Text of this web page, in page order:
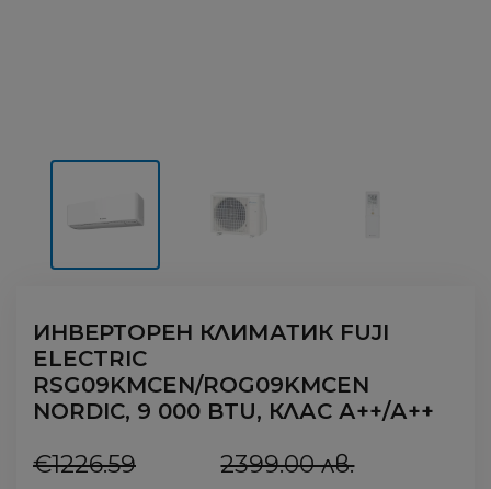
ИНВЕРТОРЕН КЛИМАТИК FUJI
ELECTRIC
RSG09KMCEN/ROG09KMCEN
NORDIC, 9 000 BTU, КЛАС А++/А++
€1226.59
2399.00 лв.